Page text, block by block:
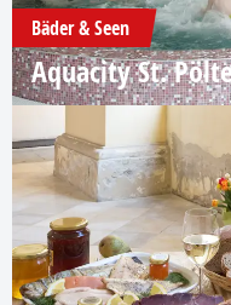
Bäder & Seen
Aquacity St.